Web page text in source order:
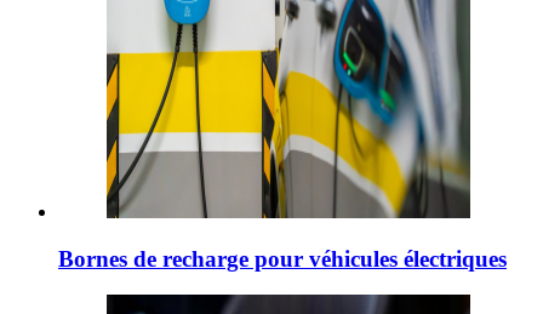
Bornes de recharge pour véhicules électriques